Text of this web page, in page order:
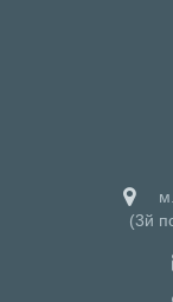
(3й